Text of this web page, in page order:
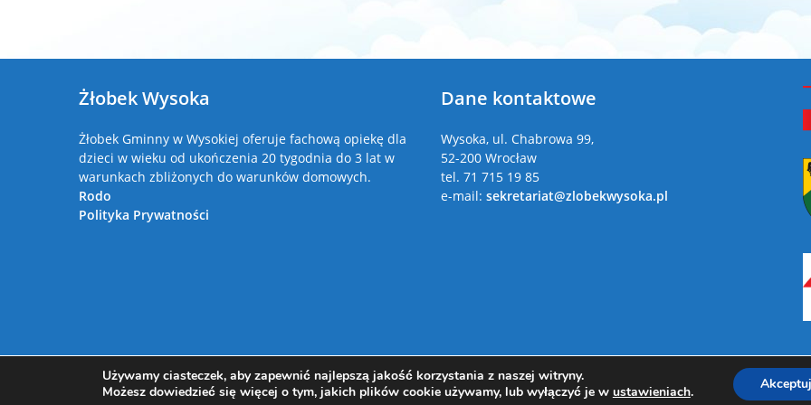
Żłobek Wysoka
Żłobek Gminny w Wysokiej oferuje fachową opiekę dla
dzieci w wieku od ukończenia 20 tygodnia do 3 lat w
warunkach zbliżonych do warunków domowych.
Rodo
Polityka Prywatności
Dane kontaktowe
Wysoka, ul. Chabrowa 99,
52-200 Wrocław
tel. 71 715 19 85
e-mail: sekretariat@zlobekwysoka.pl
Copyright 2026 - Żłobek Gminny w Wysokiej
Używamy ciasteczek, aby zapewnić najlepszą jakość korzystania z naszej witryny.
Możesz dowiedzieć się więcej o tym, jakich plików cookie używamy, lub wyłączyć je w ustawieniach. Akceptuj